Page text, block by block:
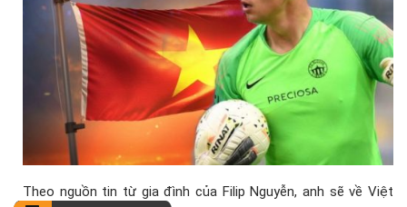
Theo nguồn tin từ gia đình của Filip Nguyễn, anh sẽ về Việt